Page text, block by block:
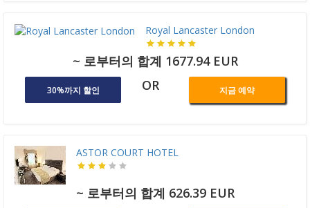
Royal Lancaster London
~ 로부터의 합계 1677.94 EUR
30%까지 할인 OR 지금 예약
ASTOR COURT HOTEL
~ 로부터의 합계 626.39 EUR